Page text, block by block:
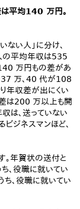
平均140 万円。
ない人」に分け、
の平均年収は535
万円もの差があ
万、40 代が108
年収差が出にくい
は200 万以上も開
は、送っていない
ジネスマンほど、
。年賀状の送付と
、役職に就いてい
、役職に就いてい